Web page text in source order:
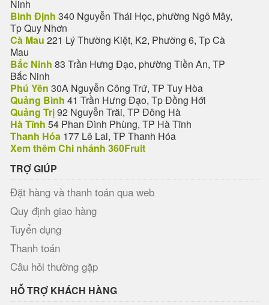
Ninh
Bình Định 340 Nguyễn Thái Học, phường Ngô Mây,
Tp Quy Nhơn
Cà Mau 221 Lý Thường Kiệt, K2, Phường 6, Tp Cà
Mau
Bắc Ninh 83 Trần Hưng Đạo, phường Tiền An, TP
Bắc Ninh
Phú Yên 30A Nguyễn Công Trứ, TP Tuy Hòa
Quảng Bình 41 Trần Hưng Đạo, Tp Đồng Hới
Quảng Trị92 Nguyễn Trãi, TP Đông Hà
Hà Tĩnh 54 Phan Đình Phùng, TP Hà Tĩnh
Thanh Hóa 177 Lê Lai, TP Thanh Hóa
Xem thêm Chi nhánh 360Fruit
TRỢ GIÚP
Đặt hàng và thanh toán qua web
Quy định giao hàng
Tuyển dụng
Thanh toán
Câu hỏi thường gặp
HỖ TRỢ KHÁCH HÀNG